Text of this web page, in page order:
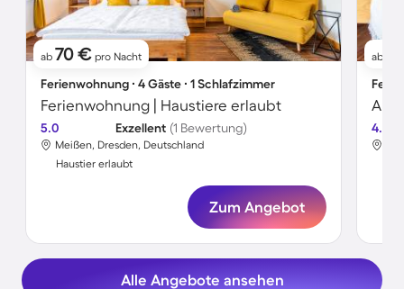
ab 70 € pro Nacht
Ferienwohnung ∙ 4 Gäste ∙ 1 Schlafzimmer
Ferienwohnung | Haustiere erlaubt
5.0 Exzellent (1 Bewertung)
Meißen, Dresden, Deutschland
Haustier erlaubt
Zum Angebot
ab
4.5
Alle Angebote ansehen